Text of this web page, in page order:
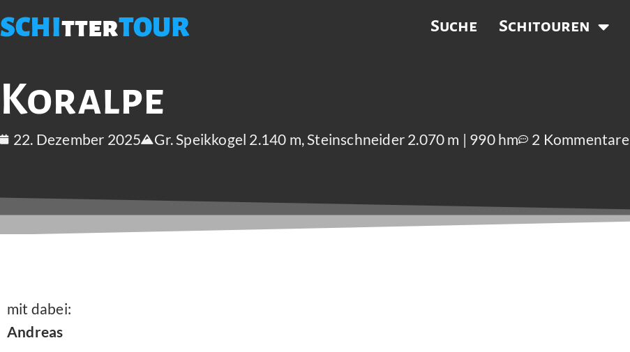
SCHItterTOUR Suche Schitouren
Koralpe
22. Dezember 2025 Gr. Speikkogel 2.140 m, Steinschneider 2.070 m | 990 hm 2 Kommentare
mit dabei:
Andreas